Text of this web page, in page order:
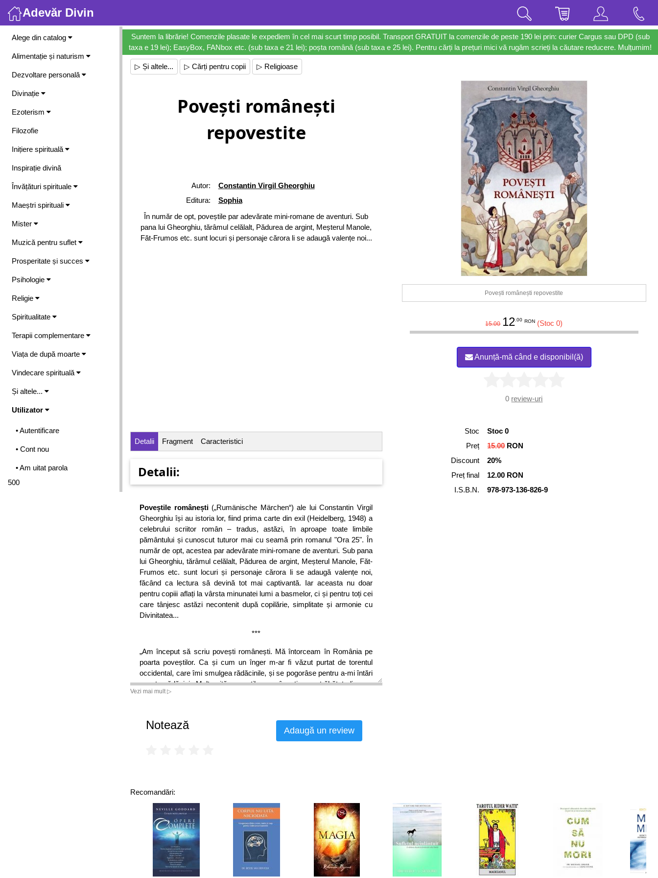
Adevăr Divin
Meniu
Alege din catalog
Alimentație și naturism
Dezvoltare personală
Divinație
Ezoterism
Filozofie
Inițiere spirituală
Inspirație divină
Învățături spirituale
Maeștri spirituali
Mister
Muzică pentru suflet
Prosperitate și succes
Psihologie
Religie
Spiritualitate
Terapii complementare
Viața de după moarte
Vindecare spirituală
Și altele...
Utilizator
• Autentificare
• Cont nou
• Am uitat parola
500
Suntem la librărie! Comenzile plasate le expediem în cel mai scurt timp posibil. Transport GRATUIT la comenzile de peste 190 lei prin: curier Cargus sau DPD (sub
taxa e 19 lei); EasyBox, FANbox etc. (sub taxa e 21 lei); poșta română (sub taxa e 25 lei). Pentru cărți la prețuri mici vă rugăm scrieți la căutare reducere. Mulțumim!
▷ Și altele... ▷ Cărți pentru copii ▷ Religioase
Povești românești
repovestite
Autor:
Constantin Virgil Gheorghiu
Editura:
Sophia
În număr de opt, poveștile par adevărate mini-romane de aventuri. Sub
pana lui Gheorghiu, tărâmul celălalt, Pădurea de argint, Meșterul Manole,
Făt-Frumos etc. sunt locuri și personaje cărora li se adaugă valențe noi...
Povești românești repovestite
15.00 12 .00 RON (Stoc 0)
Anunță-mă când e disponibil(ă)
0 review-uri
Detalii Fragment Caracteristici
Detalii:
Poveștile românești(„Rumänische Märchen“) ale lui Constantin Virgil
Gheorghiu își au istoria lor, fiind prima carte din exil (Heidelberg, 1948) a
celebrului scriitor român – tradus, astăzi, în aproape toate lim­bi­le
pământului și cunoscut tuturor mai cu seamă prin romanul "Ora 25". În
număr de opt, acestea par adevărate mini-romane de aventuri. Sub pana
lui Gheorghiu, tărâmul celălalt, Pădurea de argint, Meșterul Manole, Făt-
Frumos etc. sunt locuri și personaje cărora li se adaugă valențe noi,
făcând ca lectura să devină tot mai captivantă. Iar aceasta nu doar
pentru copiii aflați la vârsta minunatei lumi a basmelor, ci și pentru toți cei
care tânjesc astăzi necontenit după copilărie, simplitate și armonie cu
Divinitatea...
***
„Am început să scriu povești românești. Mă întorceam în România pe
poarta poveștilor. Ca și cum un înger m-ar fi văzut purtat de torentul
occidental, care îmi smulgea rădăcinile, și se pogorâse pentru a-mi întări
aceste rădăcini. Mulțumită poveștilor românești am străbătut din nou
toată istoria poporului meu și m-am cufundat iarăși ca într-un râu până în
• Constantin Virgil Gheorghiu
Vezi mai mult ▷
Stoc
Stoc 0
Preț
15.00RON
Discount
20%
Preț final
12.00 RON
I.S.B.N.
978-973-136-826-9
Notează Adaugă un review
Recomandări: